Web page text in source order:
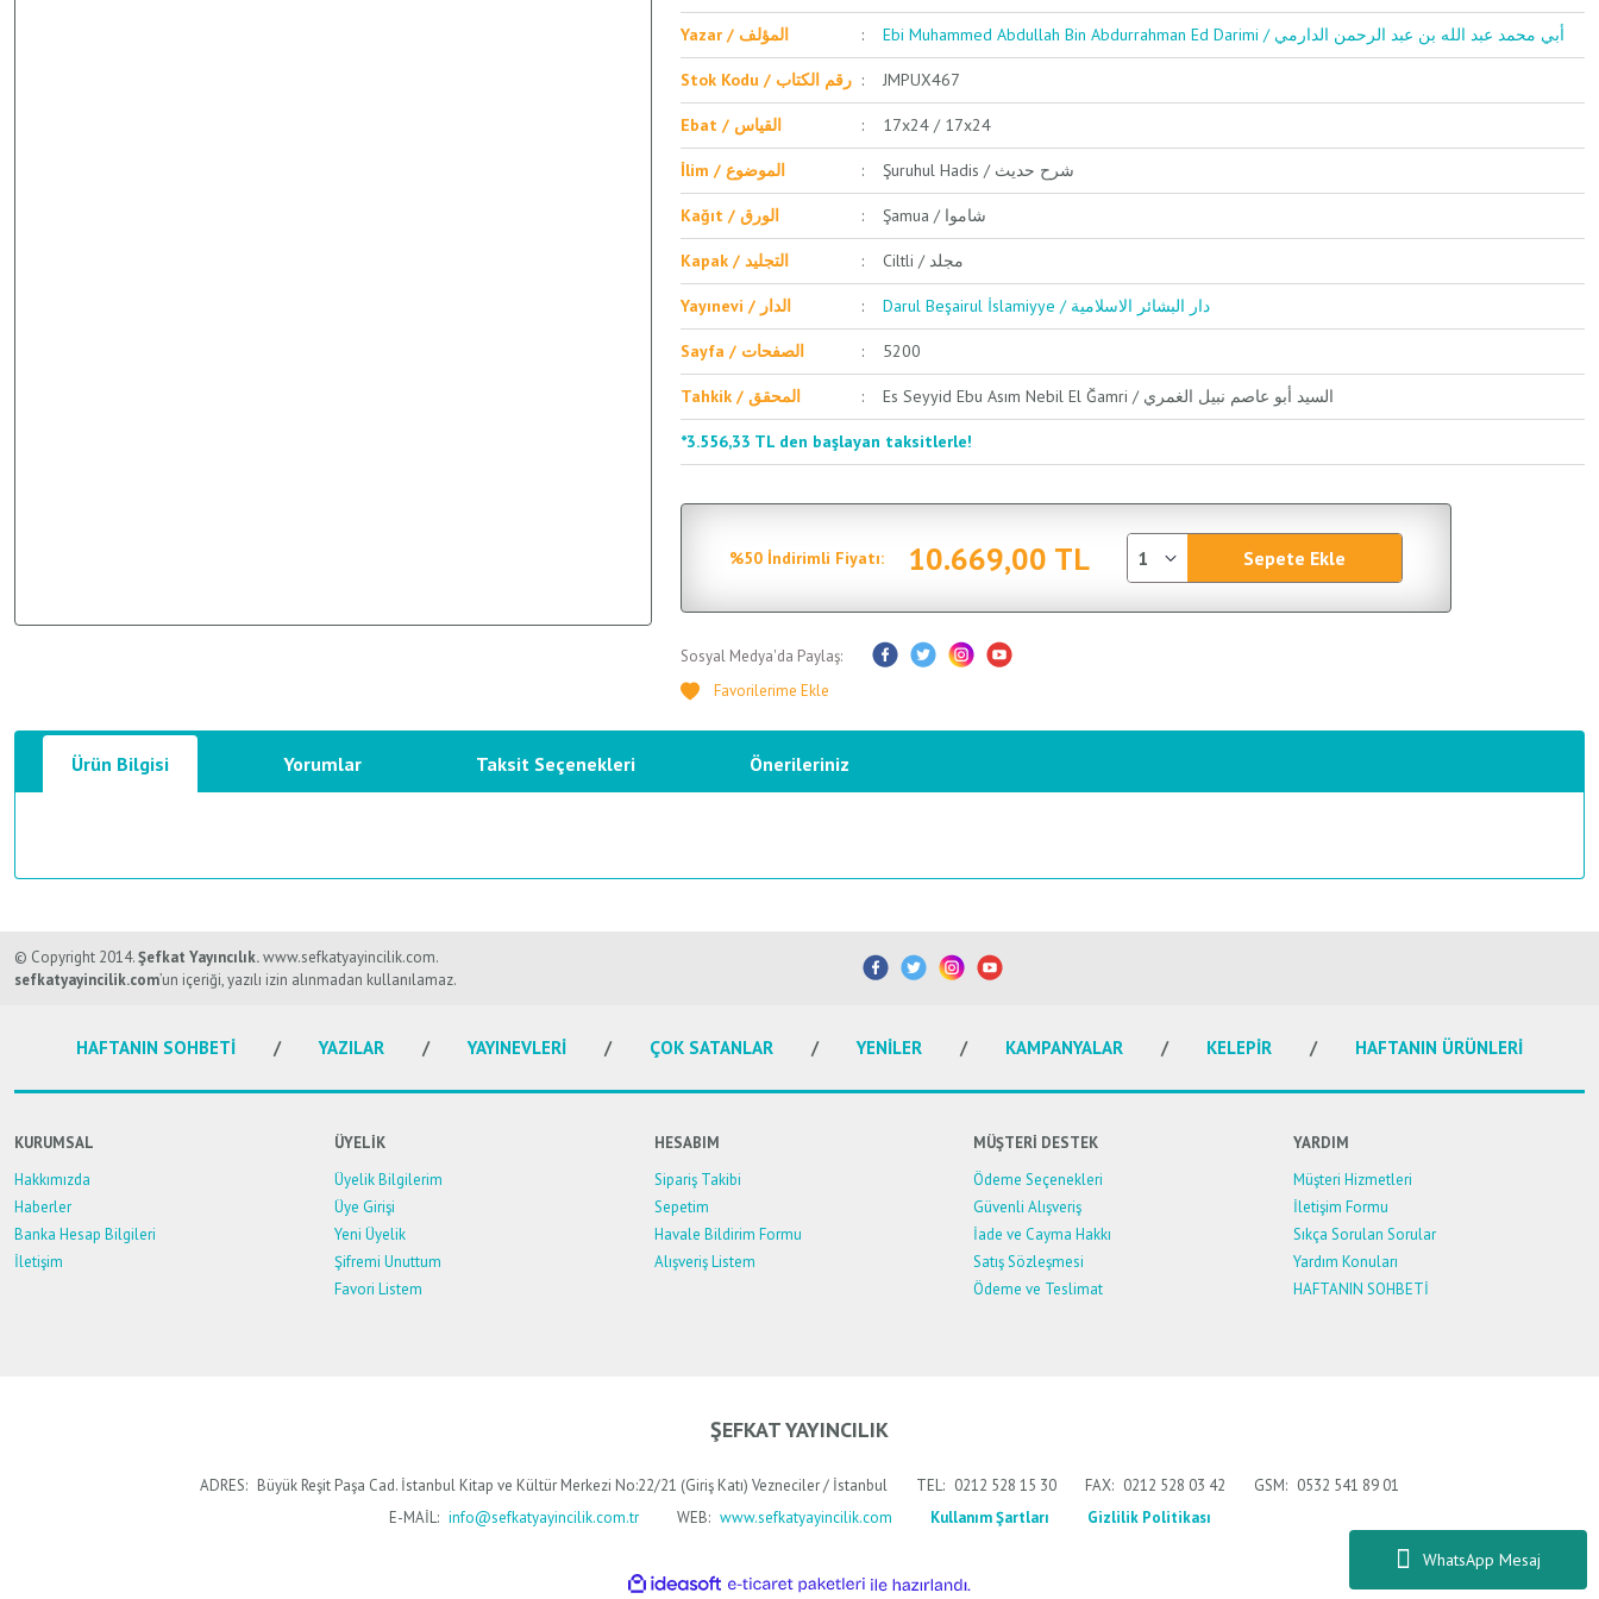
WhatsApp Mesaj
Yazar / المؤلف Ebi Muhammed Abdullah Bin Abdurrahman Ed Darimi / أبي محمد عبد الله بن عبد الرحمن الدارمي
Stok Kodu / رقم الكتاب JMPUX467
Ebat / القياس 17x24 / 17x24
İlim / الموضوع Şuruhul Hadis / شرح حديث
Kağıt / الورق Şamua / شاموا
Kapak / التجليد Ciltli / مجلد
Yayınevi / الدار Darul Beşairul İslamiyye / دار البشائر الاسلامية
Sayfa / الصفحات 5200
Tahkik / المحقق Es Seyyid Ebu Asım Nebil El Ğamri / السيد أبو عاصم نبيل الغمري
*3.556,33 TL den başlayan taksitlerle!
%50 İndirimli Fiyatı: 10.669,00 TL Sepete Ekle
Sosyal Medya'da Paylaş:
Ürün Bilgisi Yorumlar Taksit Seçenekleri Önerileriniz
Bu ürüne ilk yorumu siz yapın!
Yorum Yaz
Görüş ve önerileriniz için teşekkür ederiz.
Ürün açıklamasında eksik bilgiler bulunuyor.
Bu ürüne benzer farklı alternatifler olmalı.
© Copyright 2014.Şefkat Yayıncılık.www.sefkatyayincilik.com.
sefkatyayincilik.com’un içeriği, yazılı izin alınmadan kullanılamaz.
HAFTANIN SOHBETİ YAZILAR YAYINEVLERİ ÇOK SATANLAR YENİLER KAMPANYALAR KELEPİR HAFTANIN ÜRÜNLERİ
KURUMSAL
Hakkımızda
Haberler
Banka Hesap Bilgileri
İletişim
ÜYELİK
Üyelik Bilgilerim
Üye Girişi
Yeni Üyelik
Şifremi Unuttum
Favori Listem
HESABIM
Sipariş Takibi
Sepetim
Havale Bildirim Formu
Alışveriş Listem
MÜŞTERİ DESTEK
Ödeme Seçenekleri
Güvenli Alışveriş
İade ve Cayma Hakkı
Satış Sözleşmesi
Ödeme ve Teslimat
YARDIM
Müşteri Hizmetleri
İletişim Formu
Sıkça Sorulan Sorular
Yardım Konuları
HAFTANIN SOHBETİ
ŞEFKAT YAYINCILIK
ADRES: Büyük Reşit Paşa Cad. İstanbul Kitap ve Kültür Merkezi No:22/21 (Giriş Katı) Vezneciler / İstanbul TEL: 0212 528 15 30 FAX: 0212 528 03 42 GSM: 0532 541 89 01
E-MAİL: info@sefkatyayincilik.com.tr WEB: www.sefkatyayincilik.com Kullanım Şartları Gizlilik Politikası
ideasoft
e-